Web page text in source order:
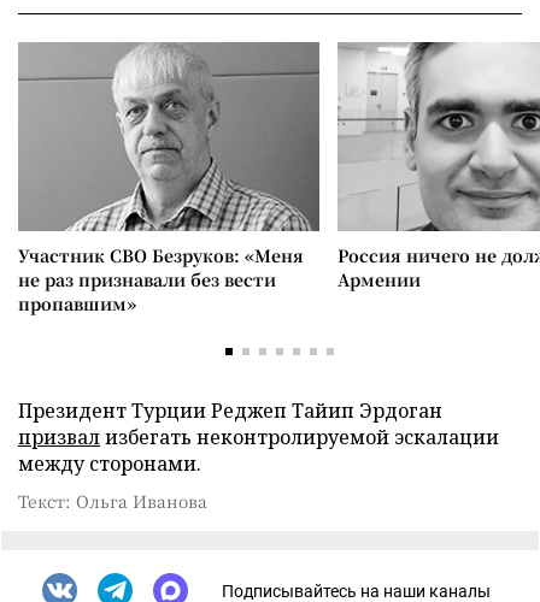
Участник СВО Безруков: «Меня
не раз признавали без вести
пропавшим»
Россия ничего не
Армении
Президент Турции Реджеп Тайип Эрдоган
призвализбегать неконтролируемой эскалации
между сторонами.
Текст: Ольга Иванова
Подписывайтесь на наши каналы